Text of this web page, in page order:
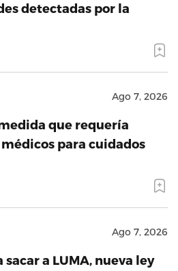
detectadas por la
Ago 7, 2026
que requería
para cuidados
Ago 7, 2026
a LUMA, nueva ley